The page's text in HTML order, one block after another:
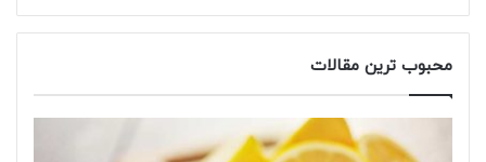
محبوب ترین مقالات